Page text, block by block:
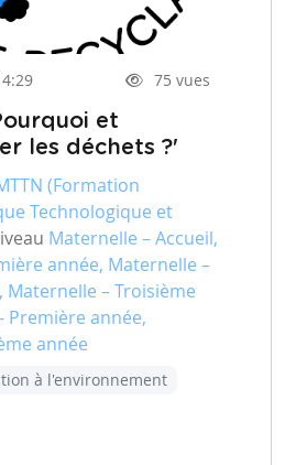
75 vues
et
les déchets ?'
(Formation
Technologique et
Maternelle – Accueil,
année, Maternelle –
Maternelle – Troisième
Première année,
année
à l'environnement